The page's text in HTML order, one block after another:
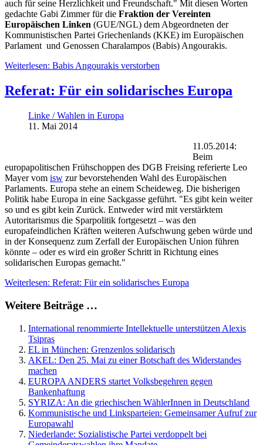
auch für seine Herzlichkeit und Freundschaft." Mit diesen Worten
gedachte Gabi Zimmer für die Fraktion der Vereinten
Europäischen Linken (GUE/NGL) dem Abgeordneten der
Kommunistischen Partei Griechenlands (KKE) im Europäischen
Parlament und Genossen Charalampos (Babis) Angourakis.
Weiterlesen: Babis Angourakis verstorben
Referat: Für ein solidarisches Europa
Linke / Wahlen in Europa
11. Mai 2014
11.05.2014:
Beim
europapolitischen Frühschoppen des DGB Freising referierte Leo
Mayer vom isw zur bevorstehenden Wahl des Europäischen
Parlaments. Europa stehe an einem Scheideweg. Die bisherigen
Politik habe Europa in eine Sackgasse geführt. "Es gibt kein weiter
so und es gibt kein Zurück. Entweder wird mit verstärktem
Autoritarismus die Sparpolitik fortgesetzt – was den
europafeindlichen Kräften weiteren Aufschwung geben würde und
in der Konsequenz zum Zerfall der Europäischen Union führen
könnte – oder es wird ein großer Schritt in Richtung eines
solidarischen Europas gemacht."
Weiterlesen: Referat: Für ein solidarisches Europa
Weitere Beiträge …
International renommierte Intellektuelle unterstützen Alexis
Tsipras
EL in München: Grenzenlos solidarisch
AKEL: Den 25. Mai zu einer Botschaft des Widerstandes
machen
EUROPA ANDERS startet Volksbegehren gegen
Bankenhaftung
SYRIZA: An die griechischen WählerInnen in Deutschland
Kommunistische und Linksparteien: Gemeinsamer Aufruf zur
Europawahl
Niederlande: Sozialistische Partei verdoppelt bei